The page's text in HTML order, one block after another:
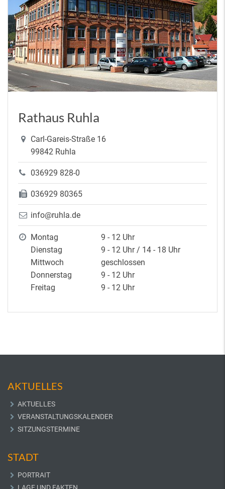
Rathaus Ruhla
Carl-Gareis-Straße 16
99842 Ruhla
036929 828-0
036929 80365
info@ruhla.de
Montag
9 - 12 Uhr
Dienstag
9 - 12 Uhr / 14 - 18 Uhr
Mittwoch
geschlossen
Donnerstag
9 - 12 Uhr
Freitag
9 - 12 Uhr
AKTUELLES
AKTUELLES
VERANSTALTUNGSKALENDER
SITZUNGSTERMINE
STADT
PORTRAIT